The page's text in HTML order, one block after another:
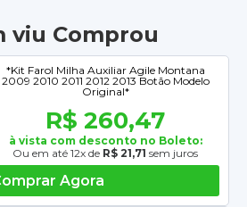
viu Comprou
*Kit Farol Milha Auxiliar Agile Montana
2009 2010 2011 2012 2013 Botão Modelo
Original*
R$ 260,47
à vista com desconto no Boleto:
Ou em até 12x de R$ 21,71 sem juros
Agora